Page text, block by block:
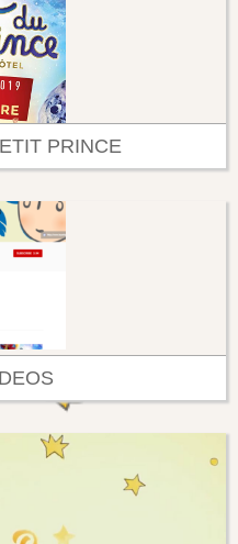
PRINCE